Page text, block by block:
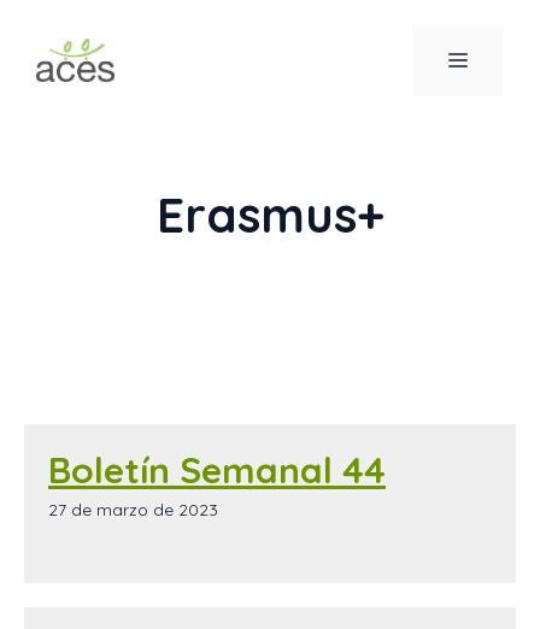
contenido
MENÚ
Erasmus+
Boletín Semanal 44
27 de marzo de 2023